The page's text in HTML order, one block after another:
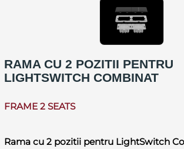
RAMA CU 2 POZITII PENTRU
LIGHTSWITCH COMBINAT
FRAME 2 SEATS
Rama cu 2 pozitii pentru LightSwitch